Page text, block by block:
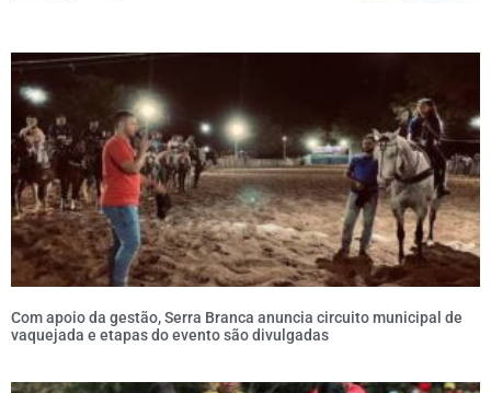
Com apoio da gestão, Serra Branca anuncia circuito municipal de
vaquejada e etapas do evento são divulgadas